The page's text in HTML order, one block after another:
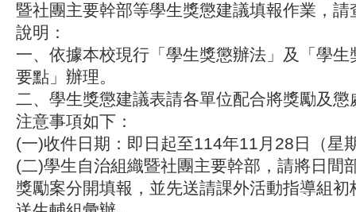
暨社團主要幹部等學生獎懲建議填報作業，請
說明：
一、依據本校現行「學生獎懲辦法」及「學
要點」辦理。
二、學生獎懲建議表請各單位配合將獎勵及懲
注意事項如下：
(一)收件日期：即日起至114年11月28日（星
(二)學生自治組織暨社團主要幹部，請將日間
獎勵案分開填報，並先送請課外活動指導組